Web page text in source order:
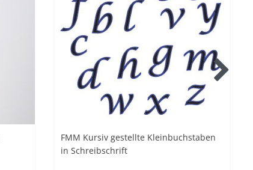
FMM Kursiv gestellte Kleinbuchstaben
in Schreibschrift